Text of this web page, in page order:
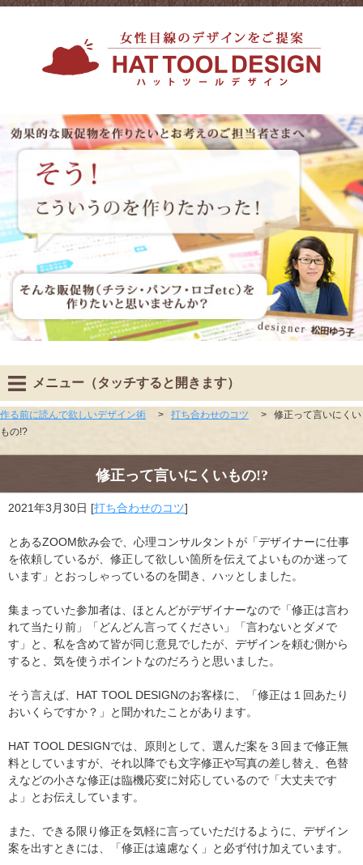
メニュー（タッチすると開きます）
作る前に読んで欲しいデザイン術 > 打ち合わせのコツ >
修正って言いにくい
もの!?
修正って言いにくいもの!?
2021年3月30日 [打ち合わせのコツ]
とあるZOOM飲み会で、心理コンサルタントが「デザイナーに仕事
を依頼しているが、修正して欲しい箇所を伝えてよいものか迷って
います」とおっしゃっているのを聞き、ハッとしました。
集まっていた参加者は、ほとんどがデザイナーなので「修正は言わ
れて当たり前」「どんどん言ってください」「言わないとダメで
す」と、私を含めて皆が同じ意見でしたが、デザインを頼む側から
すると、気を使うポイントなのだろうと思いました。
そう言えば、 HAT TOOL DESIGNのお客様に、「修正は１ 回あたり
おいくらですか？」と聞かれたことがあります。
HAT TOOL DESIGNでは、原則として、選んだ案を３ 回まで修正無
料としていますが、それ以降でも文字修正や写真の差し替え、色替
えなどの小さな修正は臨機応変に対応しているので「大丈夫です
よ」とお伝えしています。
また、できる限り修正を気軽に言っていただけるように、デザイン
案を出すときには、「修正は遠慮なく」と必ず付け加えています。